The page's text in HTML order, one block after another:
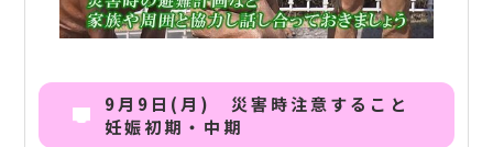
9月9日(月) 災害時注意すること
妊娠初期・中期